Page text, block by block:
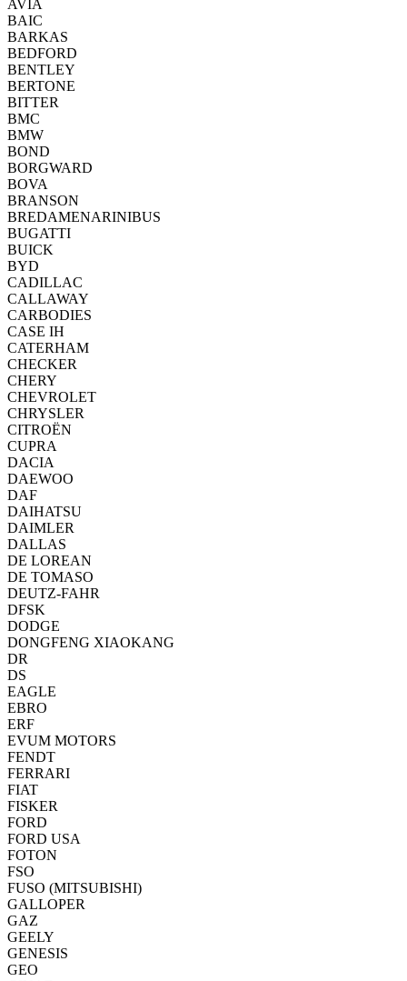
AVIA
BAIC
BARKAS
BEDFORD
BENTLEY
BERTONE
BITTER
BMC
BMW
BOND
BORGWARD
BOVA
BRANSON
BREDAMENARINIBUS
BUGATTI
BUICK
BYD
CADILLAC
CALLAWAY
CARBODIES
CASE IH
CATERHAM
CHECKER
CHERY
CHEVROLET
CHRYSLER
CITROËN
CUPRA
DACIA
DAEWOO
DAF
DAIHATSU
DAIMLER
DALLAS
DE LOREAN
DE TOMASO
DEUTZ-FAHR
DFSK
DODGE
DONGFENG XIAOKANG
DR
DS
EAGLE
EBRO
ERF
EVUM MOTORS
FENDT
FERRARI
FIAT
FISKER
FORD
FORD USA
FOTON
FSO
FUSO (MITSUBISHI)
GALLOPER
GAZ
GEELY
GENESIS
GEO